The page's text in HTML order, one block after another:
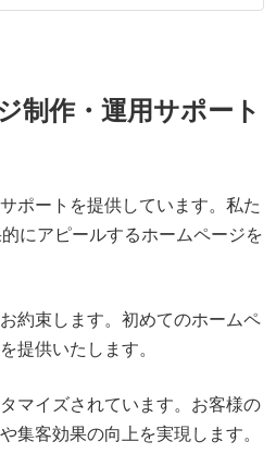
制作・運用サポート
ポートを提供しています。私た
にアピールするホームページを
約束します。初めてのホームペ
提供いたします。
マイズされています。お客様の
集客効果の向上を実現します。